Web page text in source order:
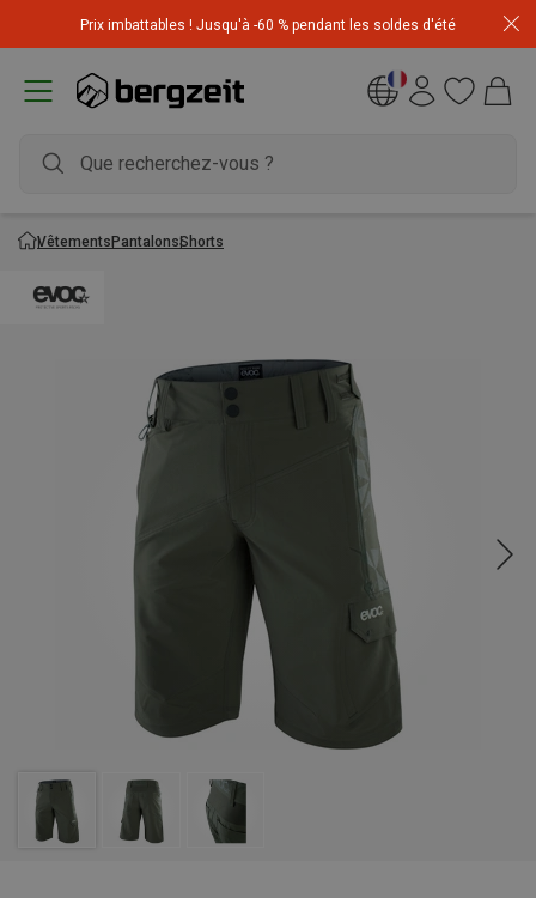
Prix imbattables ! Jusqu'à -60 % pendant les soldes d'été
l'article le moins cher! Code
VêtementsPantalonsShorts